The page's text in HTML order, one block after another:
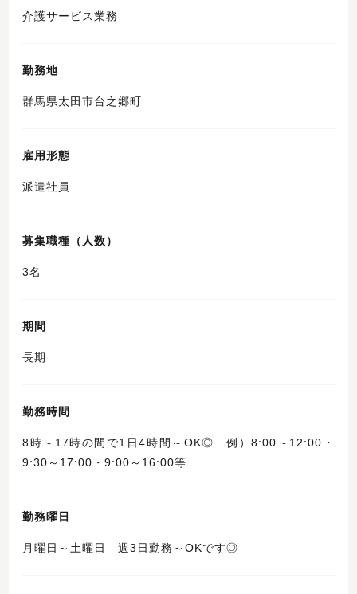
介護サービス業務
勤務地
群馬県太田市台之郷町
雇用形態
派遣社員
募集職種（人数）
3名
期間
長期
勤務時間
8時～17時の間で1日4時間～OK◎ 例）8:00～12:00・
9:30～17:00・9:00～16:00等
勤務曜日
月曜日～土曜日 週3日勤務～OKです◎